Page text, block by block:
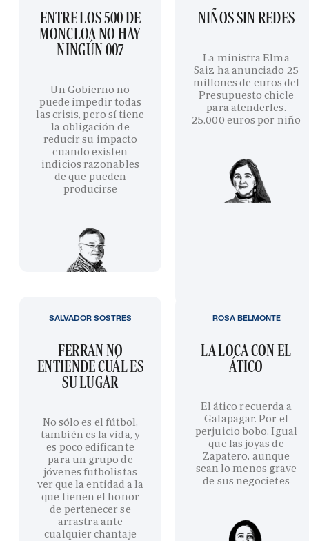
ENTRE LOS 500 DE
MONCLOA NO HAY
NINGÚN 007
Un Gobierno no
puede impedir todas
las crisis, pero sí tiene
la obligación de
reducir su impacto
cuando existen
indicios razonables
de que pueden
producirse
NIÑOS SIN REDES
La ministra Elma
Saiz ha anunciado 25
millones de euros del
Presupuesto chicle
para atenderles.
25.000 euros por niño
FERRAN NO
ENTIENDE CUÁL ES
SU LUGAR
No sólo es el fútbol,
también es la vida, y
es poco edificante
para un grupo de
jóvenes futbolistas
ver que la entidad a la
que tienen el honor
de pertenecer se
arrastra ante
cualquier chantaje
SALVADOR SOSTRES
LA LOCA CON EL
ÁTICO
El ático recuerda a
Galapagar. Por el
perjuicio bobo. Igual
que las joyas de
Zapatero, aunque
sean lo menos grave
de sus negocietes
ROSA BELMONTE